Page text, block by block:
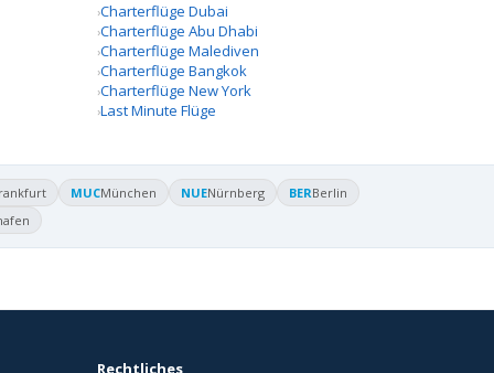
Charterflüge Dubai
Charterflüge Abu Dhabi
Charterflüge Malediven
Charterflüge Bangkok
Charterflüge New York
Last Minute Flüge
MUCMünchen NUENürnberg BERBerlin
Rechtliches